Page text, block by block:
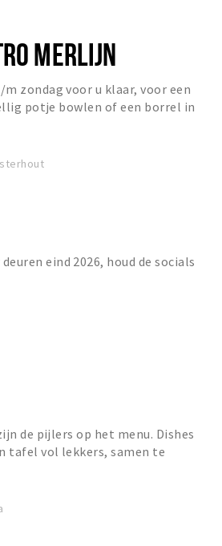
MERLIJN
zondag voor u klaar, voor een
potje bowlen of een borrel in
eind 2026, houd de socials
de pijlers op het menu. Dishes
tafel vol lekkers, samen te